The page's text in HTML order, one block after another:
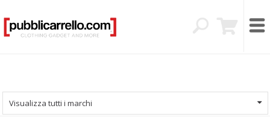
Visualizza tutti i marchi